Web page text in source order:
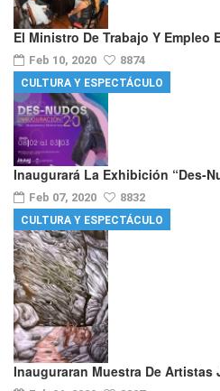
El Ministro De Trabajo Y Empleo
Feb 10, 2020 8874
Inaugurará La Exhibición “Des-
Feb 07, 2020 8832
CULTURA Y ESPECTÁCULO
Inauguraran Muestra De Artistas
CULTURA Y ESPECTÁCULO